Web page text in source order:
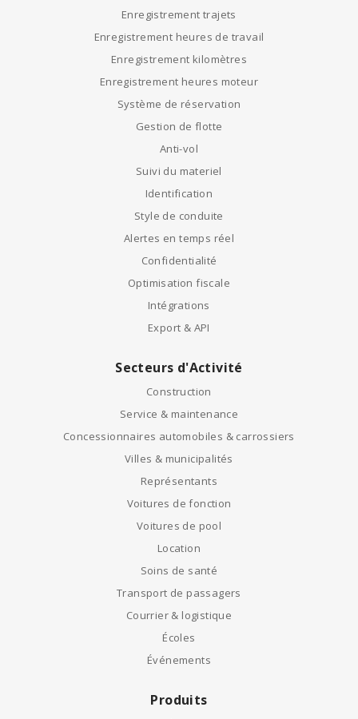
Enregistrement trajets
Enregistrement heures de travail
Enregistrement kilomètres
Enregistrement heures moteur
Système de réservation
Gestion de flotte
Anti-vol
Suivi du materiel
Identification
Style de conduite
Alertes en temps réel
Confidentialité
Optimisation fiscale
Intégrations
Export & API
Secteurs d'Activité
Construction
Service & maintenance
Concessionnaires automobiles & carrossiers
Villes & municipalités
Représentants
Voitures de fonction
Voitures de pool
Location
Soins de santé
Transport de passagers
Courrier & logistique
Écoles
Événements
Produits